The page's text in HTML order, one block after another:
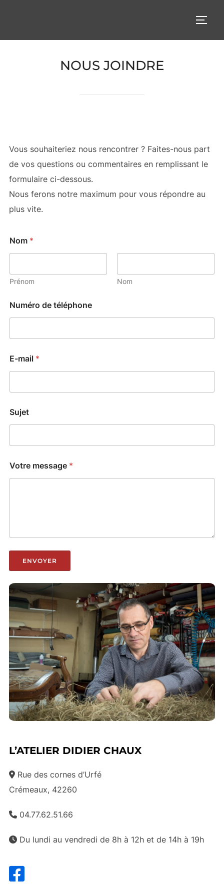
NOUS JOINDRE
Vous souhaiteriez nous rencontrer ? Faites-nous part
de vos questions ou commentaires en remplissant le
formulaire ci-dessous.
Nous ferons notre maximum pour vous répondre au
plus vite.
Nom *
Prénom Nom
Numéro de téléphone
E-mail *
Sujet
Votre message *
ENVOYER
L’ATELIER DIDIER CHAUX
Rue des cornes d’Urfé
Crémeaux, 42260
04.77.62.51.66
Du lundi au vendredi de 8h à 12h et de 14h à 19h